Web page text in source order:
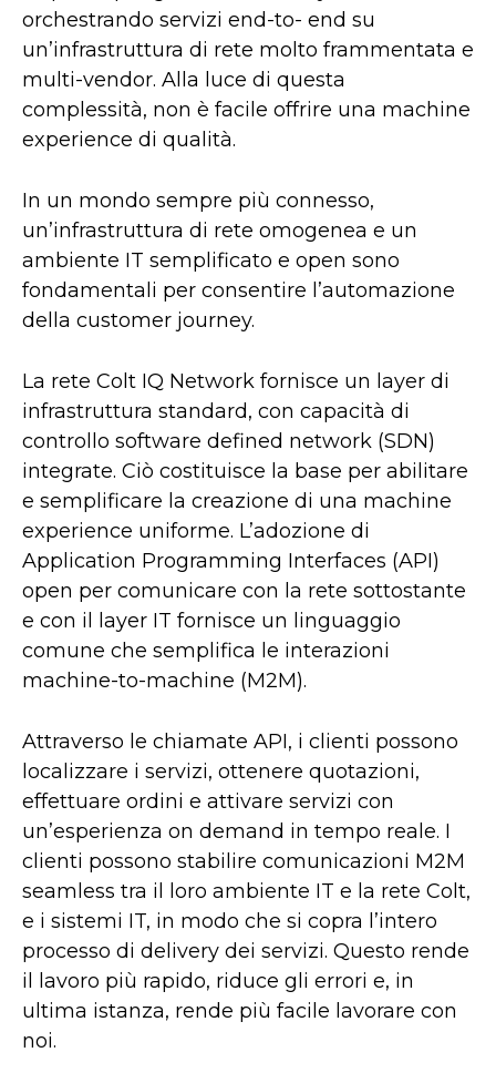
orchestrando servizi end-to- end su
un’infrastruttura di rete molto frammentata e
multi-vendor. Alla luce di questa
complessità, non è facile offrire una machine
experience di qualità.
In un mondo sempre più connesso,
un’infrastruttura di rete omogenea e un
ambiente IT semplificato e open sono
fondamentali per consentire l’automazione
della customer journey.
La rete Colt IQ Network fornisce un layer di
infrastruttura standard, con capacità di
controllo software defined network (SDN)
integrate. Ciò costituisce la base per abilitare
e semplificare la creazione di una machine
experience uniforme. L’adozione di
Application Programming Interfaces (API)
open per comunicare con la rete sottostante
e con il layer IT fornisce un linguaggio
comune che semplifica le interazioni
machine-to-machine (M2M).
Attraverso le chiamate API, i clienti possono
localizzare i servizi, ottenere quotazioni,
effettuare ordini e attivare servizi con
un’esperienza on demand in tempo reale. I
clienti possono stabilire comunicazioni M2M
seamless tra il loro ambiente IT e la rete Colt,
e i sistemi IT, in modo che si copra l’intero
processo di delivery dei servizi. Questo rende
il lavoro più rapido, riduce gli errori e, in
ultima istanza, rende più facile lavorare con
noi.